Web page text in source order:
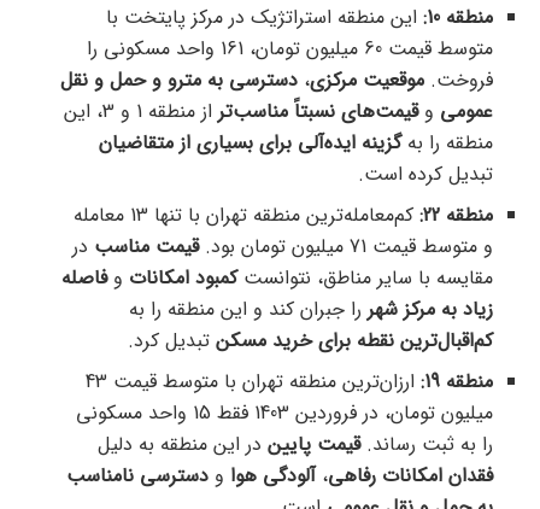
منطقه 10:
این منطقه استراتژیک در مرکز پایتخت با
متوسط قیمت 60 میلیون تومان، 161 واحد مسکونی را
فروخت. موقعیت مرکزی، دسترسی به مترو و حمل و نقل
عمومی وقیمت‌های نسبتاً مناسب‌تر
از منطقه 1 و 3، این
منطقه را بهگزینه ایده‌آلی برای بسیاری از متقاضیان
تبدیل کرده است.
منطقه 22:
کم‌معامله‌ترین منطقه تهران با تنها 13 معامله
و متوسط قیمت 71 میلیون تومان بود.
قیمت مناسب در
مقایسه با سایر مناطق، نتوانستکمبود امکانات وفاصله
زیاد به مرکز شهر را جبران کند و این منطقه را به
کم‌اقبال‌ترین نقطه برای خرید مسکن تبدیل کرد.
منطقه 19:
ارزان‌ترین منطقه تهران با متوسط قیمت 43
میلیون تومان، در فروردین 1403 فقط 15 واحد مسکونی
را به ثبت رساند.قیمت پایین در این منطقه به دلیل
فقدان امکانات رفاهی،آلودگی هوا و دسترسی نامناسب